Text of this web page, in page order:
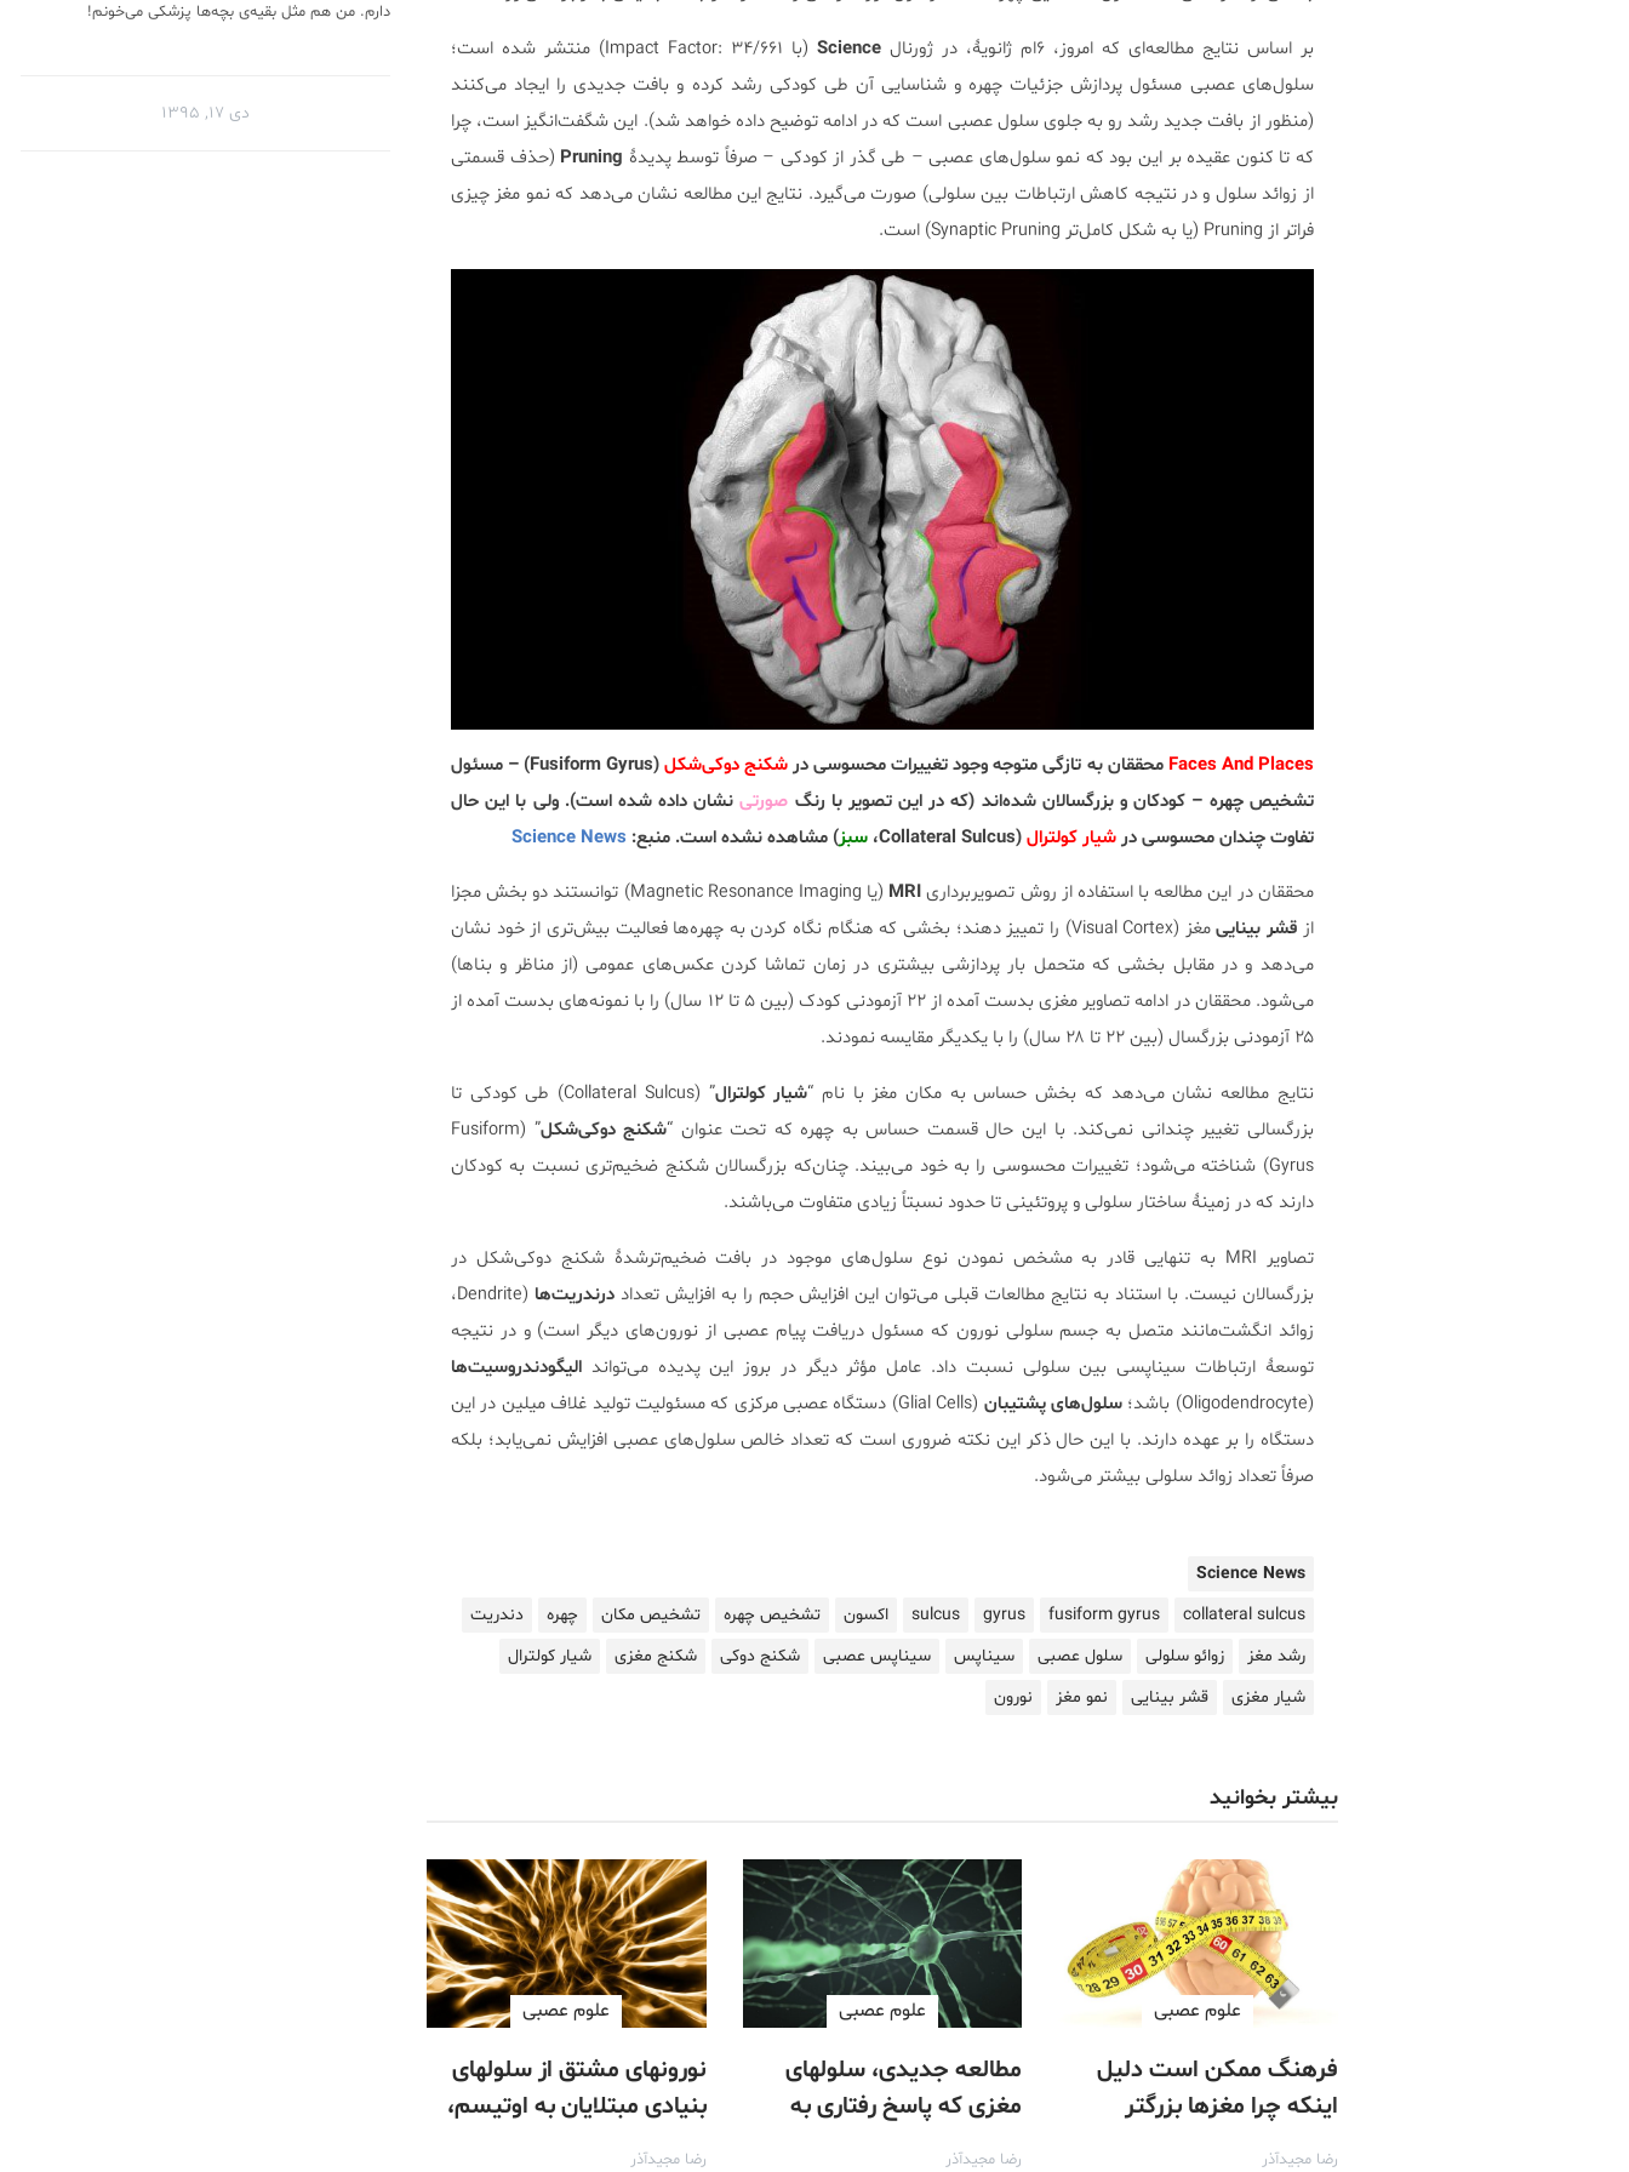
بر اساس نتایج مطالعه‌ای که امروز، ۶ام ژانویۀ، در ژورنال Science
(با Impact Factor: ۳۴/۶۶۱) منتشر شده است؛
سلول‌های عصبی مسئول پردازش جزئیات چهره و شناسایی آن طی کودکی رشد کرده و بافت جدیدی را ایجاد می‌کنند
(منظور از بافت جدید رشد رو به جلوی سلول عصبی است که در ادامه توضیح داده خواهد شد). این شگفت‌انگیز است، چرا
که تا کنون عقیده بر این بود که نمو سلول‌های عصبی – طی گذر از کودکی – صرفاً توسط پدیدۀ Pruning (حذف قسمتی
از زوائد سلول و در نتیجه کاهش ارتباطات بین سلولی) صورت می‌گیرد. نتایج این مطالعه نشان می‌دهد که نمو مغز چیزی
فراتر از Pruning (یا به شکل کامل‌تر Synaptic Pruning) است.
Faces And Places محققان به تازگی متوجه وجود تغییرات محسوسی درشکنج دوکی‌شکل
(Fusiform Gyrus) – مسئول
تشخیص چهره – کودکان و بزرگسالان شده‌اند (که در این تصویر با رنگ صورتینشان داده شده است). ولی با این حال
تفاوت چندان محسوسی درشیار کولترال(Collateral Sulcus، سبز) مشاهده نشده است. منبع: Science News
محققان در این مطالعه با استفاده از روش تصویربرداریMRI
(یا Magnetic Resonance Imaging) توانستند دو بخش مجزا
از قشر بینایی
مغز (Visual Cortex) را تمییز دهند؛ بخشی که هنگام نگاه کردن به چهره‌ها فعالیت بیش‌تری از خود نشان
می‌دهد و در مقابل بخشی که متحمل بار پردازشی بیشتری در زمان تماشا کردن عکس‌های عمومی (از مناظر و بناها)
می‌شود. محققان در ادامه تصاویر مغزی بدست آمده از ۲۲ آزمودنی کودک (بین ۵ تا ۱۲ سال) را با نمونه‌های بدست آمده از
۲۵ آزمودنی بزرگسال (بین ۲۲ تا ۲۸ سال) را با یکدیگر مقایسه نمودند.
نتایج مطالعه نشان می‌دهد که بخش حساس به مکان مغز با نام “شیار کولترال
” (Collateral Sulcus) طی کودکی تا
بزرگسالی تغییر چندانی نمی‌کند. با این حال قسمت حساس به چهره که تحت عنوان “شکنج دوکی‌شکل
” (Fusiform
Gyrus) شناخته می‌شود؛ تغییرات محسوسی را به خود می‌بیند. چنان‌که بزرگسالان شکنج ضخیم‌تری نسبت به کودکان
دارند که در زمینۀ ساختار سلولی و پروتئینی تا حدود نسبتاً زیادی متفاوت می‌باشند.
تصاویر MRI به تنهایی قادر به مشخص نمودن نوع سلول‌های موجود در بافت ضخیم‌ترشدۀ شکنج دوکی‌شکل در
بزرگسالان نیست. با استناد به نتایج مطالعات قبلی می‌توان این افزایش حجم را به افزایش تعداددرندریت‌ها
(Dendrite،
زوائد انگشت‌مانند متصل به جسم سلولی نورون که مسئول دریافت پیام عصبی از نورون‌های دیگر است) و در نتیجه
توسعۀ ارتباطات سیناپسی بین سلولی نسبت داد. عامل مؤثر دیگر در بروز این پدیده می‌تواند الیگودندروسیت‌ها
(Oligodendrocyte) باشد؛
سلول‌های پشتیبان
(Glial Cells) دستگاه عصبی مرکزی که مسئولیت تولید غلاف میلین در این
دستگاه را بر عهده دارند. با این حال ذکر این نکته ضروری است که تعداد خالص سلول‌های عصبی افزایش نمی‌یابد؛ بلکه
صرفاً تعداد زوائد سلولی بیشتر می‌شود.
Science News
collateral sulcus
fusiform gyrus
gyrus
sulcus اکسون تشخیص چهره تشخیص مکان چهره
دندریت
رشد مغز
زوائو سلولی سلول عصبی سیناپس سیناپس عصبی شکنج دوکی شکنج مغزی
شیار کولترال
شیار مغزی
قشر بینایی نمو مغز نورون
بیشتر بخوانید
علوم عصبی
فرهنگ ممکن است دلیل
اینکه چرا مغزها بزرگتر
رضا مجیدآذر
علوم عصبی
مطالعه جدیدی، سلولهای
مغزی که پاسخ رفتاری به
رضا مجیدآذر
علوم عصبی
نورونهای مشتق از سلولهای
بنیادی مبتلایان به اوتیسم،
رضا مجیدآذر
دارم. من هم مثل بقیه‌ی بچه‌ها پزشکی می‌خونم!
دی ۱۷, ۱۳۹۵